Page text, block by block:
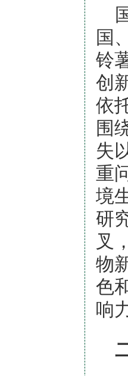
国
铃
创
依
围
失
重
境
研
叉
物
色
响